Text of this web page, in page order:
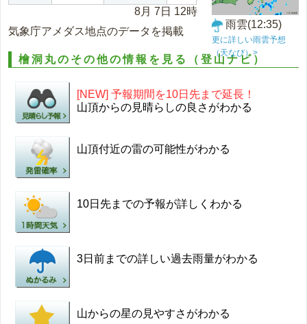
8月 7日 12時
気象庁アメダス地点のデータを掲載
雨雲(12:35)
更に詳しい雨雲予想
（天なび）>
檜洞丸のその他の情報を見る（登山ナビ）
[NEW] 予報期間を10日先まで延長！
山頂からの見晴らしの良さがわかる
山頂付近の雷の可能性がわかる
10日先までの予報が詳しくわかる
3日前までの詳しい過去雨量がわかる
山からの星の見やすさがわかる